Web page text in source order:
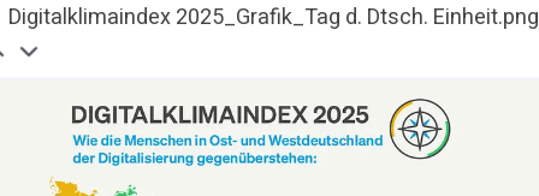
Digitalklimaindex 2025_Grafik_Tag d. Dtsch. Einheit.png